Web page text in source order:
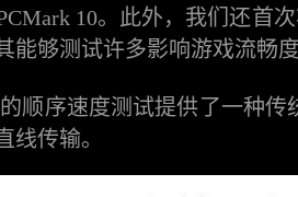
10。此外，我们还首
能够测试许多影响游戏流畅
顺序速度测试提供了一种
线传输。